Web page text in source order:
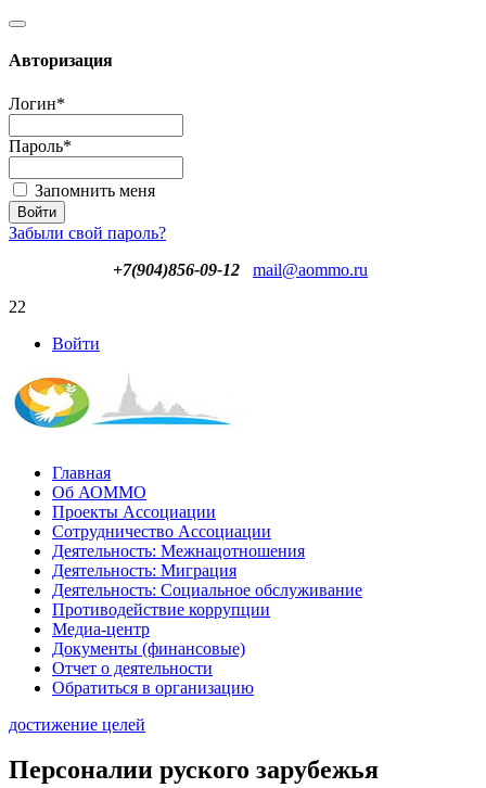
Авторизация
Логин*
Пароль*
Запомнить меня
Забыли свой пароль?
+7(904)856-09-12
mail@aommo.ru
22
Войти
Главная
Об АОММО
Проекты Ассоциации
Сотрудничество Ассоциации
Деятельность: Межнацотношения
Деятельность: Миграция
Деятельность: Социальное обслуживание
Противодействие коррупции
Медиа-центр
Документы (финансовые)
Отчет о деятельности
Обратиться в организацию
достижение целей
Персоналии руского зарубежья